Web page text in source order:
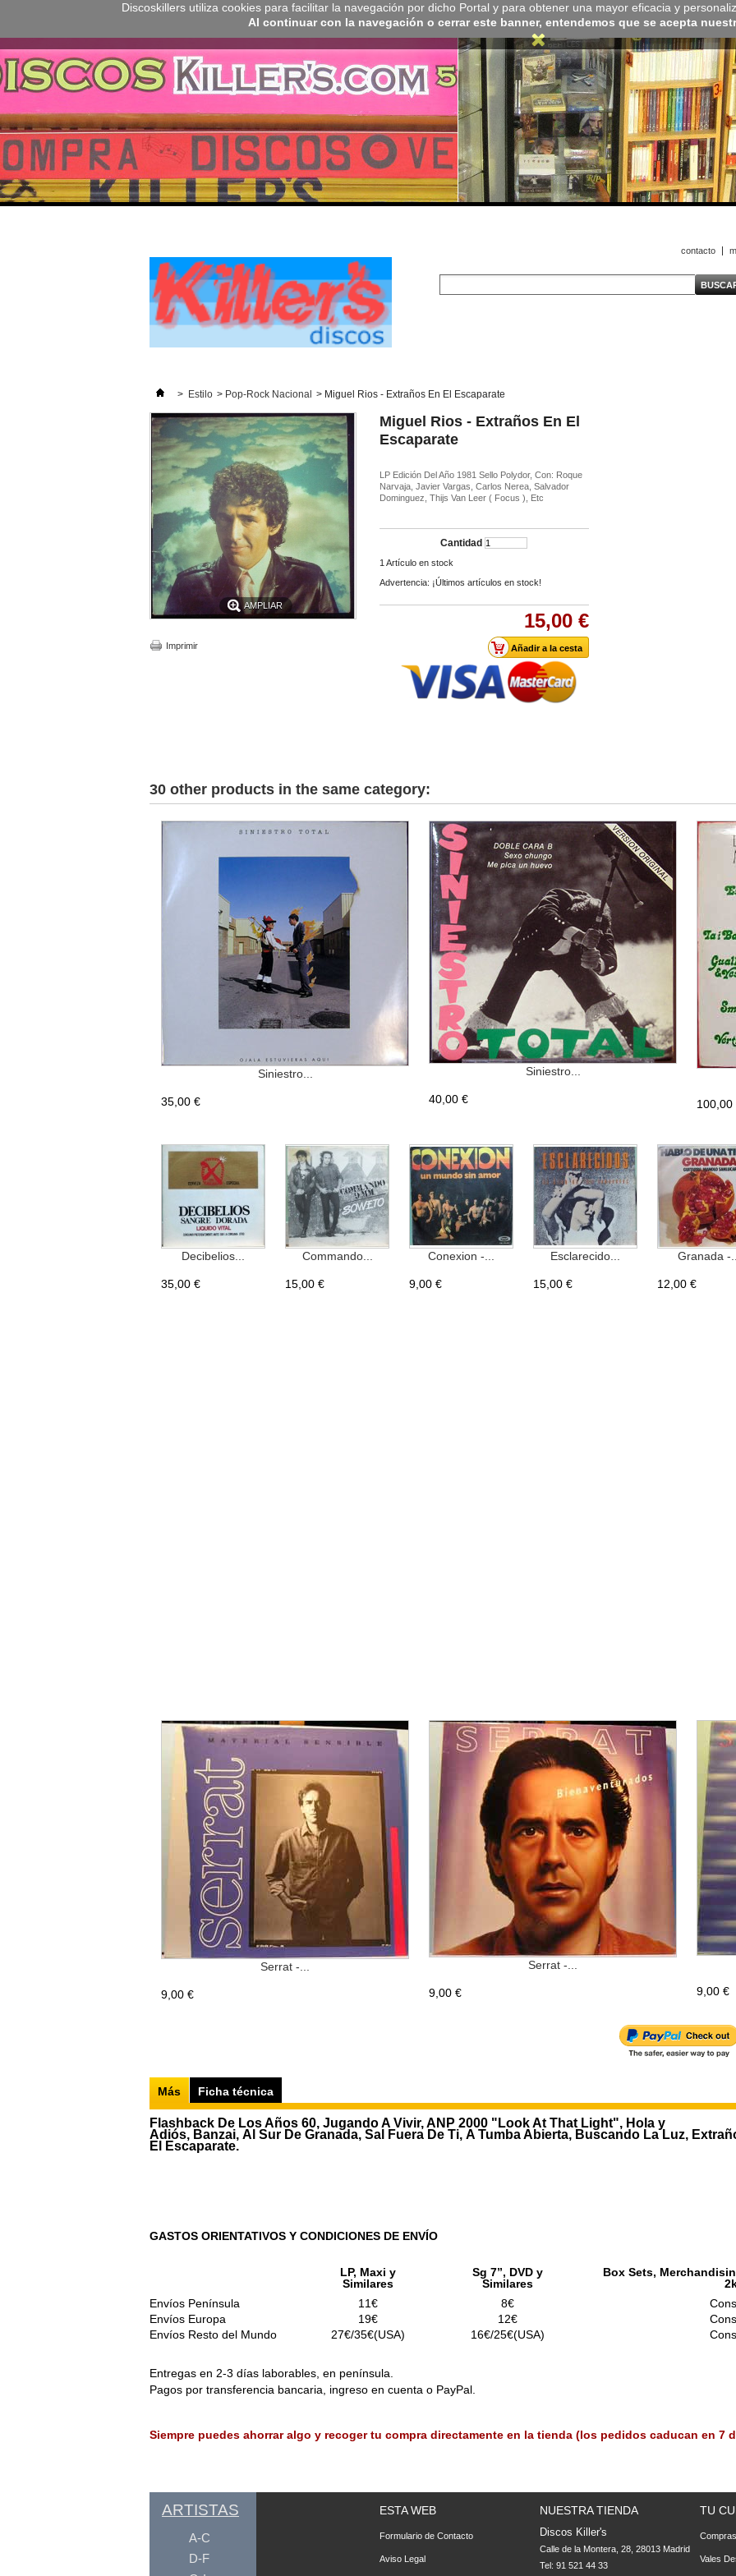
Discoskillers utiliza cookies para facilitar la navegación por dicho Portal y para obtener una mayor eficacia y
Al continuar con la navegación o cerrar este banner, entendemos que se acepta
contacto
> Estilo > Pop-Rock Nacional > Miguel Rios - Extraños En El Escaparate
AMPLIAR
Imprimir
Miguel Rios - Extraños En El
Escaparate
LP Edición Del Año 1981 Sello Polydor, Con: Roque
Narvaja, Javier Vargas, Carlos Nerea, Salvador
Dominguez, Thijs Van Leer ( Focus ), Etc
Cantidad
1 Artículo en stock
Advertencia: ¡Últimos artículos en stock!
15,00 €
30 other products in the same category:
Siniestro...
35,00 €
Siniestro...
40,00 € 100,00
Decibelios...
35,00 €
Commando...
15,00 €
Conexion -...
9,00 €
Esclarecido...
15,00 €
Granada -...
12,00 €
Serrat -...
9,00 €
Serrat -...
9,00 € 9,00 €
Más Ficha técnica
Flashback De Los Años 60, Jugando A Vivir, ANP 2000 "Look At That Light", Hola y
Adiós, Banzai, Al Sur De Granada, Sal Fuera De Ti, A Tumba Abierta, Buscando La Luz,
El Escaparate.
GASTOS ORIENTATIVOS Y CONDICIONES DE ENVÍO
LP, Maxi y
Similares
Sg 7”, DVD y
Similares
Box Sets,
Envíos Península
11€ 8€
Envíos Europa
19€ 12€
Envíos Resto del Mundo
27€/35€(USA) 16€/25€(USA)
Entregas en 2-3 días laborables, en península.
Pagos por transferencia bancaria, ingreso en cuenta o PayPal.
Siempre puedes ahorrar algo y recoger tu compra directamente en la tienda (los pedidos caducan en 7
ARTISTAS
A-C
D-F
ESTA WEB
Formulario de Contacto
Aviso Legal
NUESTRA TIENDA
Discos Killer's
Calle de la Montera, 28, 28013 Madrid
Tel: 91 521 44 33
TU
Compras
Vales